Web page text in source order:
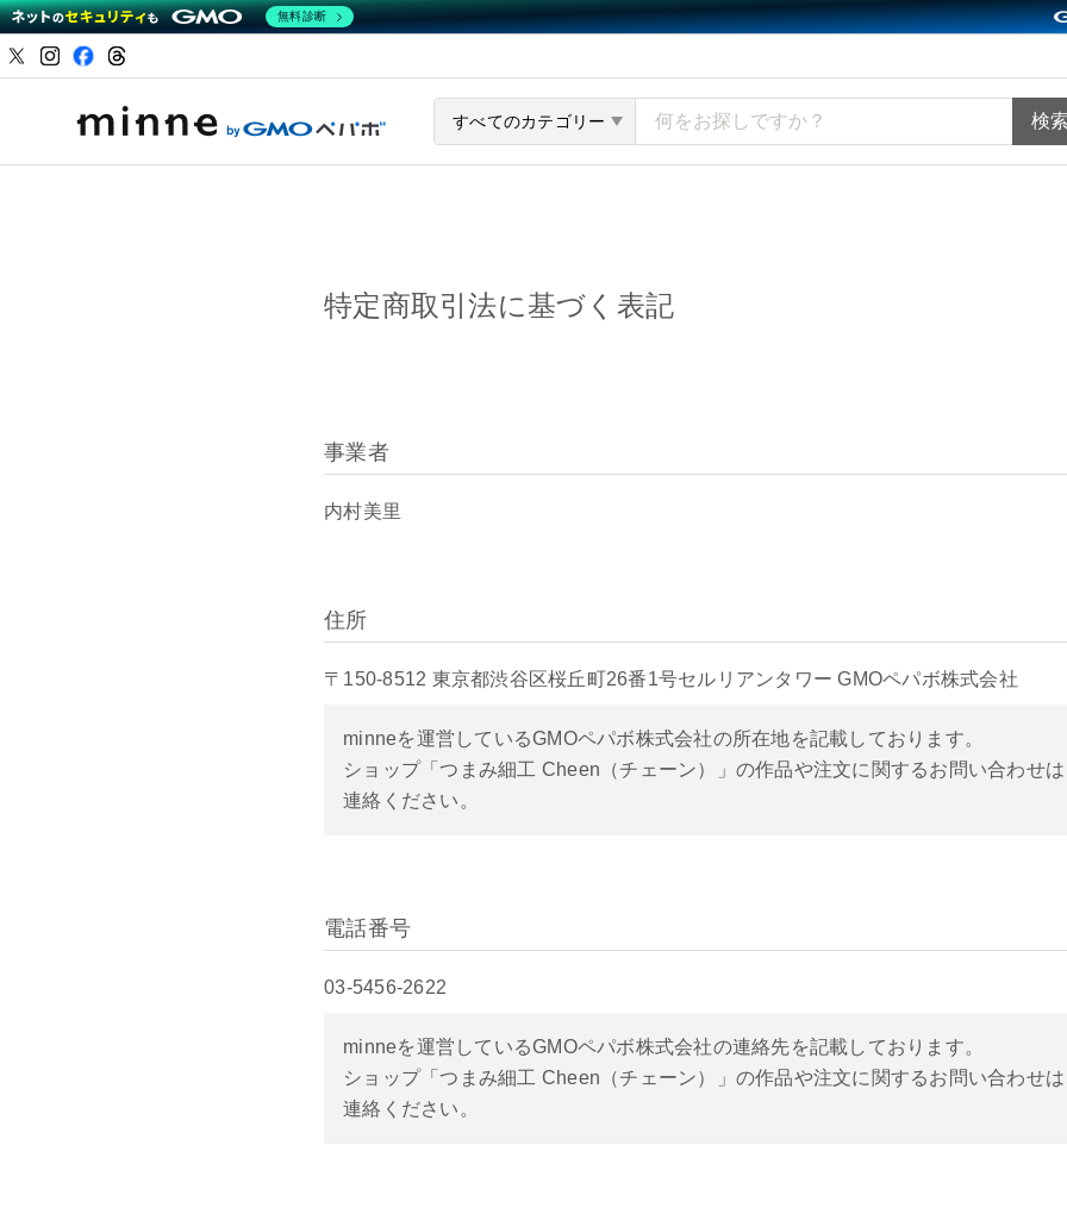
すべてのカテゴリー
特定商取引法に基づく表記
事業者
内村美里
住所
〒150-8512 東京都渋谷区桜丘町26番1号セルリアンタワー GMOペパボ株式会社
minneを運営しているGMOペパボ株式会社の所在地を記載しております。
ショップ「つまみ細工 Cheen（チェーン）」の作品や注文に関するお問い合わせは
連絡ください。
電話番号
03-5456-2622
minneを運営しているGMOペパボ株式会社の連絡先を記載しております。
ショップ「つまみ細工 Cheen（チェーン）」の作品や注文に関するお問い合わせは
連絡ください。
無料診断